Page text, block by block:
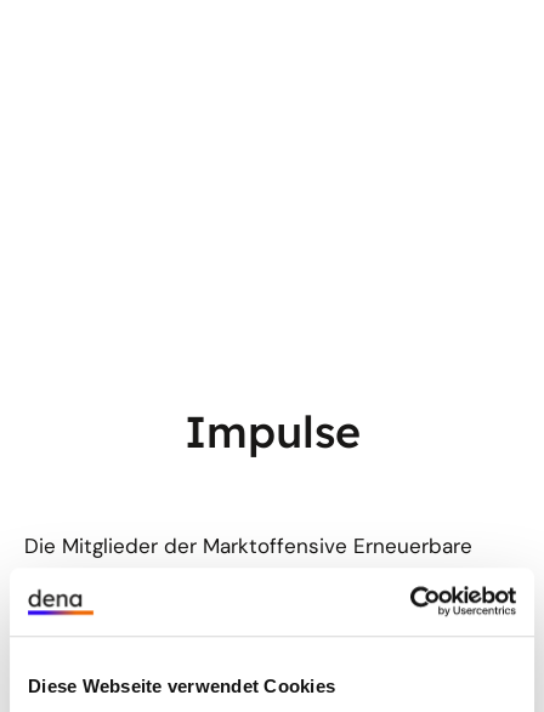
Diese Webseite verwendet Cookies
Impulse
Die Mitglieder der Marktoffensive Erneuerbare
Ansätze und setzen wichtige Impulse für den PPA-
Markt. Durch den Austausch von Ideen und die